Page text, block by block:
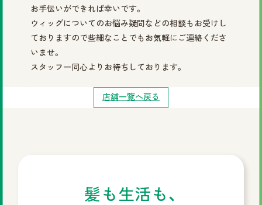
お手伝いができれば幸いです。
ウィッグについてのお悩み疑問などの相談もお受けし
ておりますので些細なことでもお気軽にご連絡くださ
いませ。
スタッフ一同心よりお待ちしております。
店舗一覧へ戻る
髪も生活も、